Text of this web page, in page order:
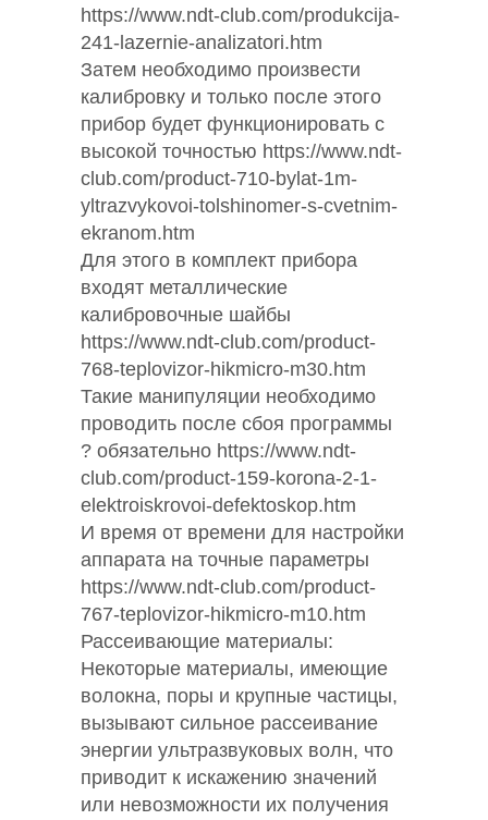
https://www.ndt-club.com/produkcija-
241-lazernie-analizatori.htm
Затем необходимо произвести
калибровку и только после этого
прибор будет функционировать с
высокой точностью https://www.ndt-
club.com/product-710-bylat-1m-
yltrazvykovoi-tolshinomer-s-cvetnim-
ekranom.htm
Для этого в комплект прибора
входят металлические
калибровочные шайбы
https://www.ndt-club.com/product-
768-teplovizor-hikmicro-m30.htm
Такие манипуляции необходимо
проводить после сбоя программы
? обязательно https://www.ndt-
club.com/product-159-korona-2-1-
elektroiskrovoi-defektoskop.htm
И время от времени для настройки
аппарата на точные параметры
https://www.ndt-club.com/product-
767-teplovizor-hikmicro-m10.htm
Рассеивающие материалы:
Некоторые материалы, имеющие
волокна, поры и крупные частицы,
вызывают сильное рассеивание
энергии ультразвуковых волн, что
приводит к искажению значений
или невозможности их получения